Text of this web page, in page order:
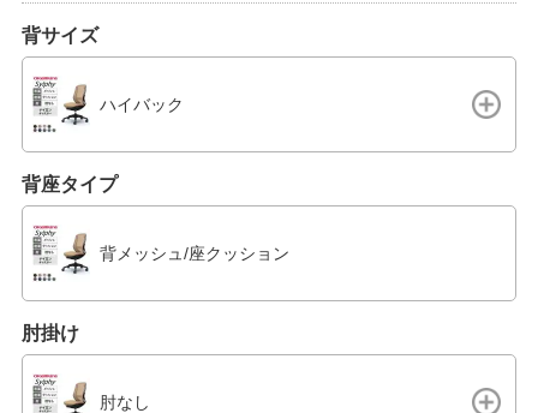
背サイズ
ハイバック
背座タイプ
背メッシュ/座クッション
肘掛け
肘なし